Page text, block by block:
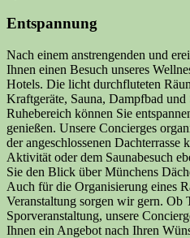
Entspannung
Nach einem anstrengenden und
Ihnen einen Besuch unseres
Hotels. Die licht durchfluteten
Kraftgeräte, Sauna, Dampfbad
Ruhebereich können Sie
genießen. Unsere Concierges
der angeschlossenen Dachterrasse
Aktivität oder dem Saunabesuch
Sie den Blick über Münchens
Auch für die Organisierung eines
Veranstaltung sorgen wir gern. Ob
Sporveranstaltung, unsere
Ihnen ein Angebot nach Ihren